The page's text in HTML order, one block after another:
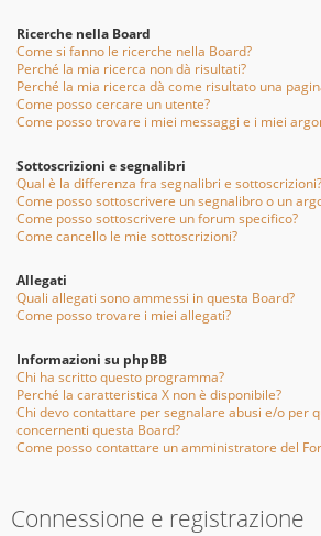
Ricerche nella Board
Come si fanno le ricerche nella Board?
Perché la mia ricerca non dà risultati?
Perché la mia ricerca dà come risultato una
Come posso cercare un utente?
Come posso trovare i miei messaggi e i miei
Sottoscrizioni e segnalibri
Qual è la differenza fra segnalibri e sottoscrizioni?
Come posso sottoscrivere un segnalibro o un
Come posso sottoscrivere un forum specifico?
Come cancello le mie sottoscrizioni?
Allegati
Quali allegati sono ammessi in questa Board?
Come posso trovare i miei allegati?
Informazioni su phpBB
Chi ha scritto questo programma?
Perché la caratteristica X non è disponibile?
Chi devo contattare per segnalare abusi e/o per
concernenti questa Board?
Come posso contattare un amministratore del
Connessione e registrazione